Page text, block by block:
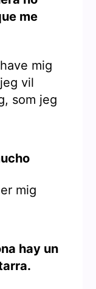
me
mig
vil
som jeg
mig
hay un